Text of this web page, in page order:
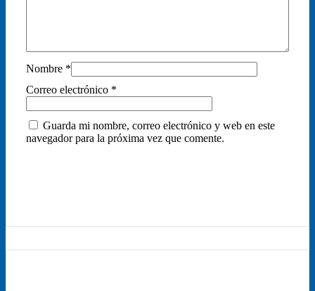
Nombre *
Correo electrónico *
Guarda mi nombre, correo electrónico y web en este
navegador para la próxima vez que comente.